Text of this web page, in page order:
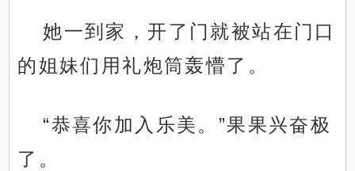
她一到家，开了门就被站在门口
的姐妹们用礼炮筒轰懵了。
“恭喜你加入乐美。”果果兴奋极
了。